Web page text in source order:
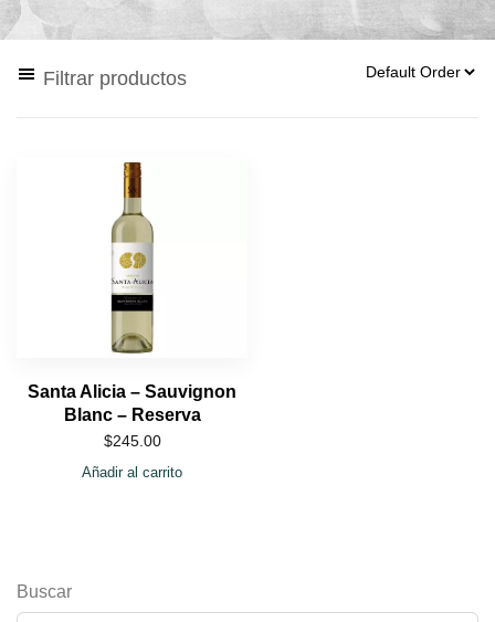
Filtrar productos
Santa Alicia – Sauvignon
Blanc – Reserva
$245.00
Añadir al carrito
Buscar